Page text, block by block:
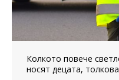
Колкото повече
носят децата,